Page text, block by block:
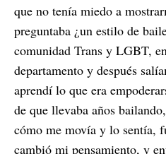
que no tenía miedo a
preguntaba ¿un estilo de
comunidad Trans y LGBT,
departamento y después
aprendí lo que era
de que llevaba años
cómo me movía y lo sentía,
cambió mi pensamiento, y